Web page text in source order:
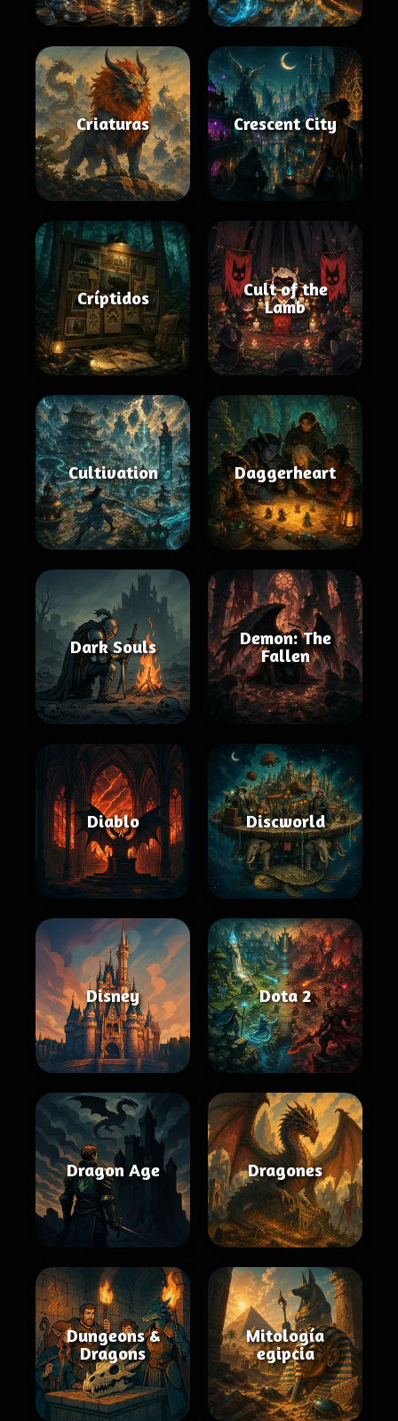
Criaturas Crescent City
Críptidos
Cult of the
Lamb
Cultivation Daggerheart
Dark Souls
Demon: The
Fallen
Diablo Discworld
Disney Dota 2
Dragon Age Dragones
Dungeons &
Dragons
Mitología
egipcia